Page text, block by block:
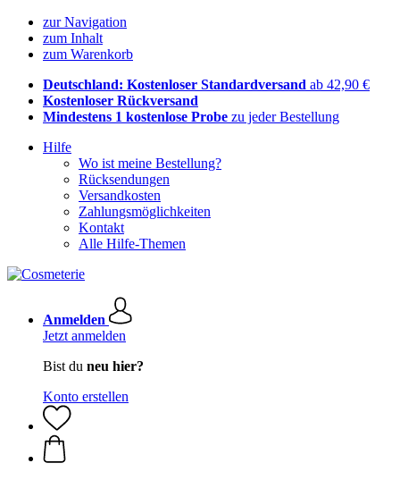
zur Navigation
zum Inhalt
zum Warenkorb
Deutschland: Kostenloser Standardversand ab 42,90 €
Kostenloser Rückversand
Mindestens 1 kostenlose Probe zu jeder Bestellung
Hilfe
Wo ist meine Bestellung?
Rücksendungen
Versandkosten
Zahlungsmöglichkeiten
Kontakt
Alle Hilfe-Themen
Anmelden
Jetzt anmelden
Bist du neu hier?
Konto erstellen